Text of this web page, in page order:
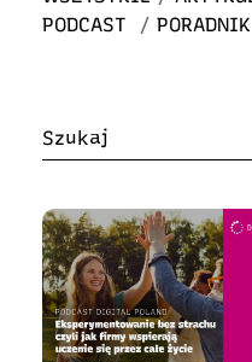
PODCAST
/ PORADNIK